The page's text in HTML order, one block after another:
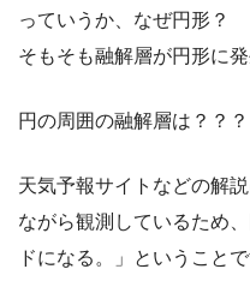
っていうか、なぜ円形？
そもそも融解層が円形に
円の周囲の融解層は？？
天気予報サイトなどの解
ながら観測しているため
ドになる。」ということ